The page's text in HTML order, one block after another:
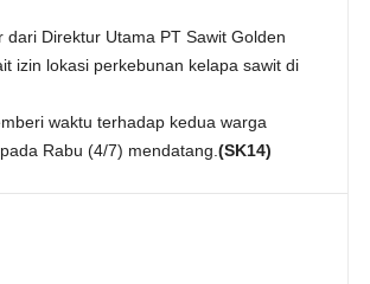
Direktur Utama PT Sawit Golden
izin lokasi perkebunan kelapa sawit di
waktu terhadap kedua warga
Rabu (4/7) mendatang. (SK14)